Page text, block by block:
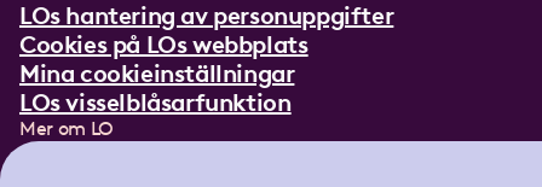
LOs hantering av personuppgifter
Cookies på LOs webbplats
Mina cookieinställningar
LOs visselblåsarfunktion
Mer om LO